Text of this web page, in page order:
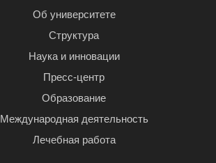
Об университете
Структура
Наука и инновации
Пресс-центр
Образование
Международная деятельность
Лечебная работа